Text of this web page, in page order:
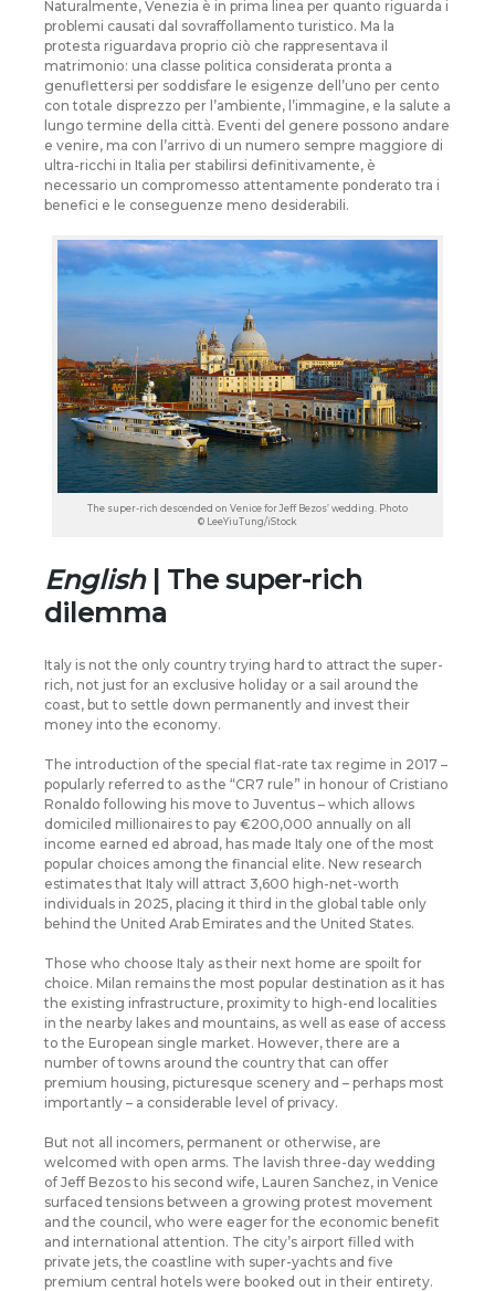
Naturalmente, Venezia è in prima linea per quanto riguarda i
problemi causati dal sovraffollamento turistico. Ma la
protesta riguardava proprio ciò che rappresentava il
matrimonio: una classe politica considerata pronta a
genuflettersi per soddisfare le esigenze dell’uno per cento
con totale disprezzo per l’ambiente, l’immagine, e la salute a
lungo termine della città. Eventi del genere possono andare
e venire, ma con l’arrivo di un numero sempre maggiore di
ultra-ricchi in Italia per stabilirsi definitivamente, è
necessario un compromesso attentamente ponderato tra i
benefici e le conseguenze meno desiderabili.
The super-rich descended on Venice for Jeff Bezos’ wedding. Photo
© LeeYiuTung/iStock
English| The super-rich
dilemma
Italy is not the only country trying hard to attract the super-
rich, not just for an exclusive holiday or a sail around the
coast, but to settle down permanently and invest their
money into the economy.
The introduction of the special flat-rate tax regime in 2017 –
popularly referred to as the “CR7 rule” in honour of Cristiano
Ronaldo following his move to Juventus – which allows
domiciled millionaires to pay €200,000 annually on all
income earned ed abroad, has made Italy one of the most
popular choices among the financial elite. New research
estimates that Italy will attract 3,600 high-net-worth
individuals in 2025, placing it third in the global table only
behind the United Arab Emirates and the United States.
Those who choose Italy as their next home are spoilt for
choice. Milan remains the most popular destination as it has
the existing infrastructure, proximity to high-end localities
in the nearby lakes and mountains, as well as ease of access
to the European single market. However, there are a
number of towns around the country that can offer
premium housing, picturesque scenery and – perhaps most
importantly – a considerable level of privacy.
But not all incomers, permanent or otherwise, are
welcomed with open arms. The lavish three-day wedding
of Jeff Bezos to his second wife, Lauren Sanchez, in Venice
surfaced tensions between a growing protest movement
and the council, who were eager for the economic benefit
and international attention. The city’s airport filled with
private jets, the coastline with super-yachts and five
premium central hotels were booked out in their entirety.